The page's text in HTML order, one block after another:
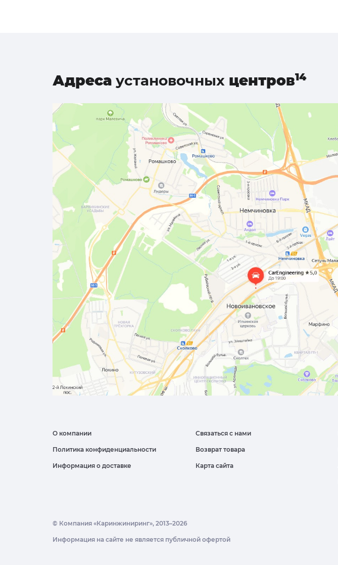
Адреса установочных центров
О компании
Политика конфиденциальности
Информация о доставке
Связаться с нами
Возврат товара
Карта сайта
© Компания «Каринжиниринг», 2013–2026
Информация на сайте не является публичной офертой